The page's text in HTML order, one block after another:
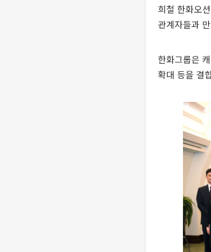
희철 한화오
관계자들과
한화그룹은
확대 등을 결